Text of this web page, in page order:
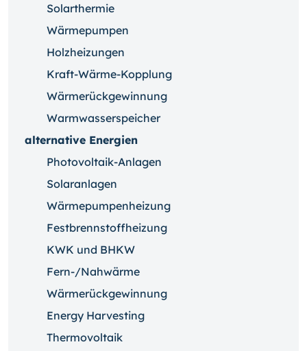
Solarthermie
Wärmepumpen
Holzheizungen
Kraft-Wärme-Kopplung
Wärmerückgewinnung
Warmwasserspeicher
alternative Energien
Photovoltaik-Anlagen
Solaranlagen
Wärmepumpenheizung
Festbrennstoffheizung
KWK und BHKW
Fern-/Nahwärme
Wärmerückgewinnung
Energy Harvesting
Thermovoltaik